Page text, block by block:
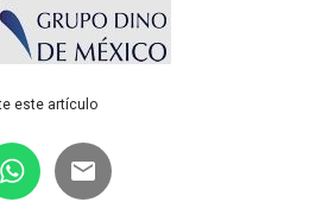
este artículo